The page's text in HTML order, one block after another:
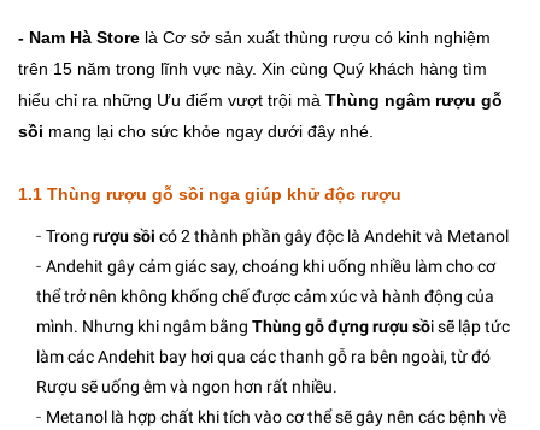
- Nam Hà Store là Cơ sở sản xuất thùng rượu có kinh nghiệm
trên 15 năm trong lĩnh vực này. Xin cùng Quý khách hàng tìm
hiểu chỉ ra những Ưu điểm vượt trội mà Thùng ngâm rượu gỗ
sồi mang lại cho sức khỏe ngay dưới đây nhé.
1.1 Thùng rượu gỗ sồi nga giúp khử độc rượu
- Trong rượu sồi có 2 thành phần gây độc là Andehit và Metanol
- Andehit gây cảm giác say, choáng khi uống nhiều làm cho cơ
thể trở nên không khống chế được cảm xúc và hành động của
mình. Nhưng khi ngâm bằng Thùng gỗ đựng rượu sồi sẽ lập tức
làm các Andehit bay hơi qua các thanh gỗ ra bên ngoài, từ đó
Rượu sẽ uống êm và ngon hơn rất nhiều.
- Metanol là hợp chất khi tích vào cơ thể sẽ gây nên các bệnh về